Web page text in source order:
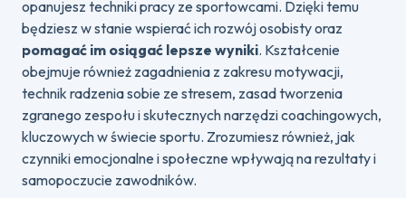
opanujesz techniki pracy ze sportowcami. Dzięki temu
będziesz w stanie wspierać ich rozwój osobisty oraz
pomagać im osiągać lepsze wyniki. Kształcenie
obejmuje również zagadnienia z zakresu motywacji,
technik radzenia sobie ze stresem, zasad tworzenia
zgranego zespołu i skutecznych narzędzi coachingowych,
kluczowych w świecie sportu. Zrozumiesz również, jak
czynniki emocjonalne i społeczne wpływają na rezultaty i
samopoczucie zawodników.